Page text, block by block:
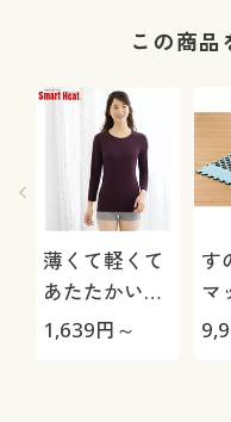
この商
薄くて軽くて
あたたかいイ
ンナー(衿狭め
1,639円～
す
マ
ー